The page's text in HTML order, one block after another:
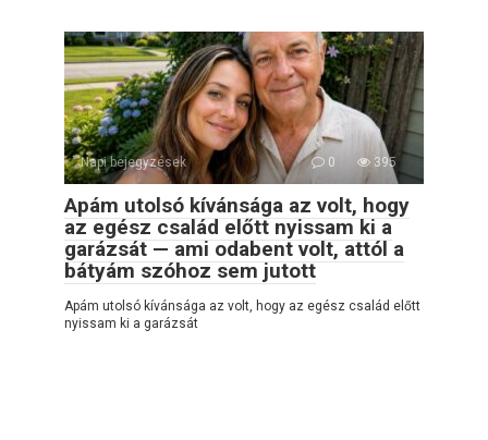
Napi bejegyzések 0 395
Apám utolsó kívánsága az volt, hogy
az egész család előtt nyissam ki a
garázsát — ami odabent volt, attól a
bátyám szóhoz sem jutott
Apám utolsó kívánsága az volt, hogy az egész család előtt
nyissam ki a garázsát